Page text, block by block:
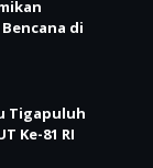
di
Tigapuluh
Ke-81 RI